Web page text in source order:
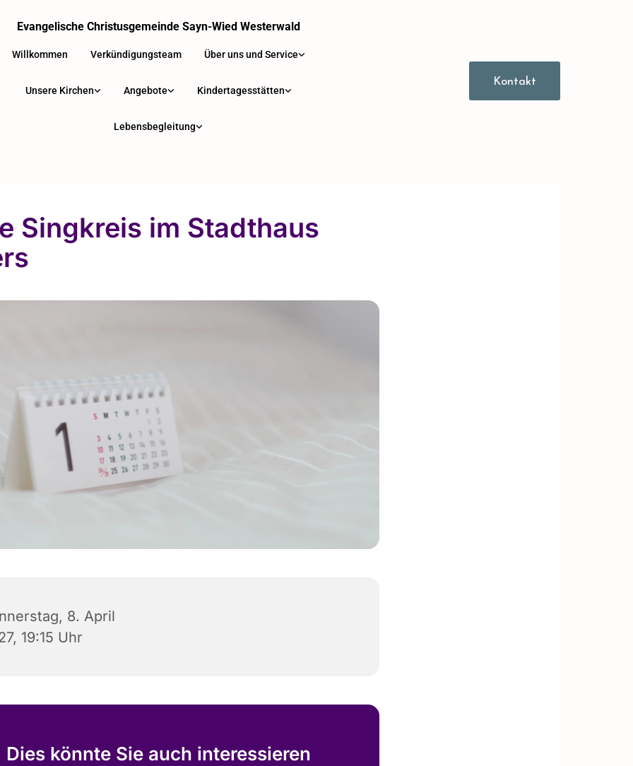
Evangelische Christusgemeinde Sayn-Wied Westerwald
Willkommen Verkündigungsteam Über uns und Service
Unsere Kirchen Angebote Kindertagesstätten
Lebensbegleitung
Kontakt
Singkreis im Stadthaus
8. April
19:15 Uhr
Dies könnte Sie auch interessieren